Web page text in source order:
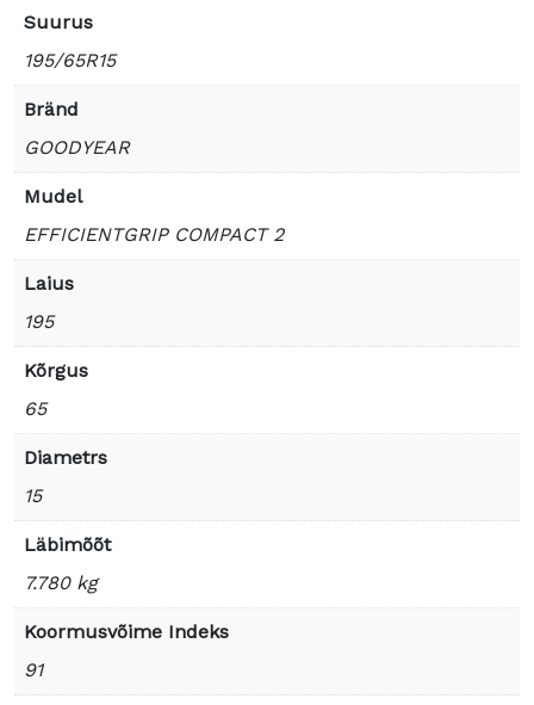
Suurus
195/65R15
Bränd
GOODYEAR
Mudel
EFFICIENTGRIP COMPACT 2
Laius
195
Kõrgus
65
Diametrs
15
Läbimõõt
7.780 kg
Koormusvõime Indeks
91